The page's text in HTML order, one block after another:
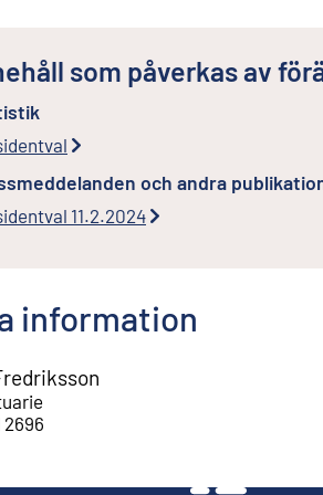
som påverkas av
och andra
11.2.2024
information
2696